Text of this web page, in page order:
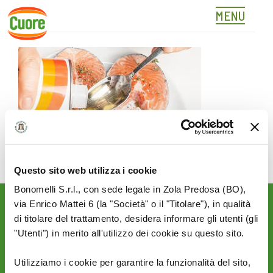
Questo sito web utilizza i cookie
Bonomelli S.r.l., con sede legale in Zola Predosa (BO),
via Enrico Mattei 6 (la "Società" o il "Titolare"), in qualità
di titolare del trattamento, desidera informare gli utenti (gli
"Utenti") in merito all'utilizzo dei cookie su questo sito.
Utilizziamo i cookie per garantire la funzionalità del sito,
Skip
content
MENU
01
Rimani aggiornato sulle
novità del mondo Cuore: